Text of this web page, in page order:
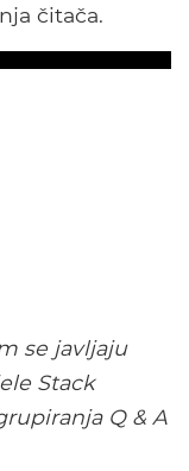
čitača.
se javljaju
Stack
Q & A